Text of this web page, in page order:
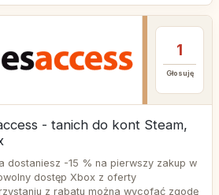
1
Głosuję
- tanich do kont Steam,
dostaniesz -15 % na pierwszy zakup w
dostęp Xbox z oferty
z rabatu można wycofać zgodę